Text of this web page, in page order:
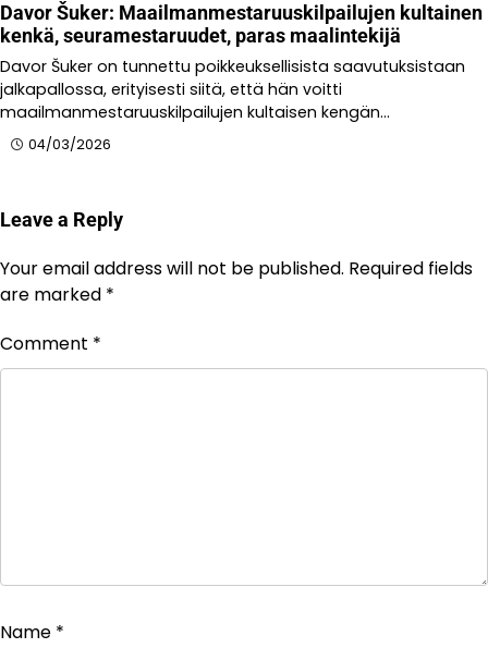
Davor Šuker: Maailmanmestaruuskilpailujen kultainen
kenkä, seuramestaruudet, paras maalintekijä
Davor Šuker on tunnettu poikkeuksellisista saavutuksistaan
jalkapallossa, erityisesti siitä, että hän voitti
maailmanmestaruuskilpailujen kultaisen kengän…
04/03/2026
Leave a Reply
Your email address will not be published. Required fields
are marked *
Comment *
Name *